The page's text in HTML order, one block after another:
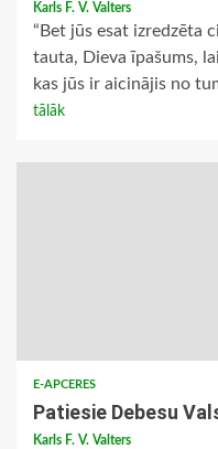
Karls F. V. Valters
“Bet jūs esat izredzēta
tauta, Dieva īpašums,
kas jūs ir aicinājis no
tālāk
E-APCERES
Patiesie Debesu
Karls F. V. Valters